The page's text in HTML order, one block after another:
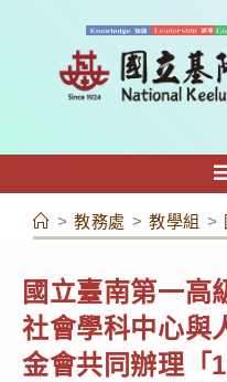
容
> 教務處 > 教學組 >
國立臺南第一高
社會學科中心與
金會共同辦理「